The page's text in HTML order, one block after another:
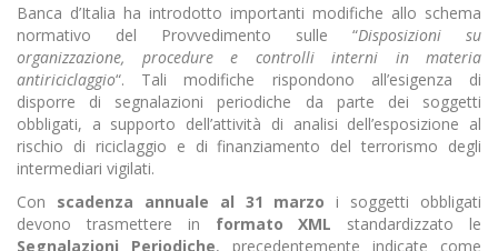
Banca d’Italia ha introdotto importanti modifiche allo schema
normativo del Provvedimento sulle “Disposizioni su
organizzazione, procedure e controlli interni in materia
antiriciclaggio“. Tali modifiche rispondono all’esigenza di
disporre di segnalazioni periodiche da parte dei soggetti
obbligati, a supporto dell’attività di analisi dell’esposizione al
rischio di riciclaggio e di finanziamento del terrorismo degli
intermediari vigilati.
Con scadenza annuale al 31 marzo i soggetti obbligati
devono trasmettere in formato XML standardizzato le
Segnalazioni Periodiche, precedentemente indicate come